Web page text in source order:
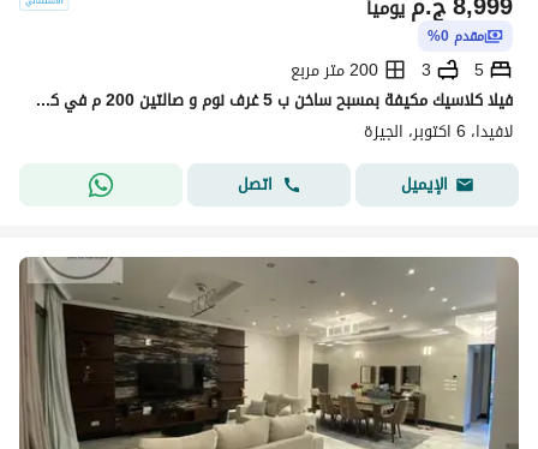
يومياً
مقدم 0%
5
3
200 متر مربع
فيلا كلاسيك مكيفة بمسبح ساخن ب 5 غرف نوم و صالتين 200 م في كمبوند لافيدا البستان
لافيدا، 6 اكتوبر، الجيزة
الإيميل
اتصل